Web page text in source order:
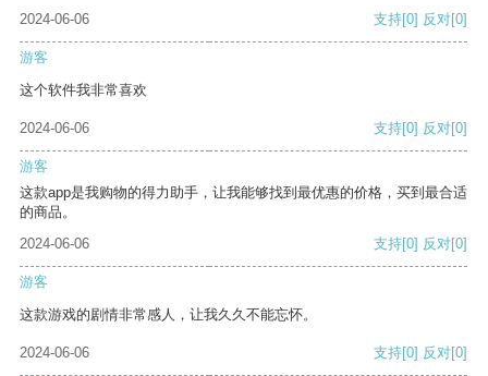
2024-06-06
支持[0] 反对[0]
游客
这个软件我非常喜欢
2024-06-06 支持[0] 反对[0]
游客
这款app是我购物的得力助手，让我能够找到最优惠的价格，买到最合适
的商品。
2024-06-06
支持[0] 反对[0]
游客
这款游戏的剧情非常感人，让我久久不能忘怀。
2024-06-06 支持[0] 反对[0]